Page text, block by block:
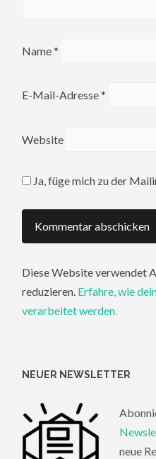
Name*
E-Mail-Adresse*
Website
Ja, füge mich zu der
Diese Website verwendet
reduzieren. Erfahre, wie
verarbeitet werden.
NEUER NEWSLETTER
neue